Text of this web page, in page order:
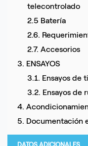
telecontrolado
2.5 Batería
2.6.
2.7. Accesorios
3. ENSAYOS
3.1. Ensayos de
3.2. Ensayos de
4.
5. Documentación